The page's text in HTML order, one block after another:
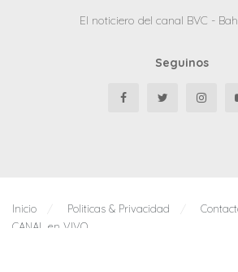
El noticiero del canal BVC -
Seguinos
Inicio Politicas & Privacidad
CANAL en VIVO